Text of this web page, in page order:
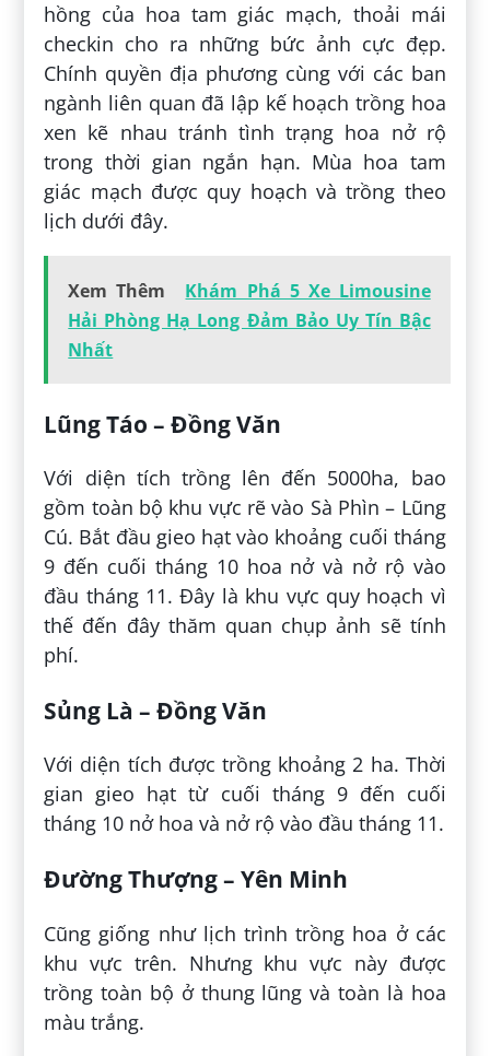
hồng của hoa tam giác mạch, thoải mái
checkin cho ra những bức ảnh cực đẹp.
Chính quyền địa phương cùng với các ban
ngành liên quan đã lập kế hoạch trồng hoa
xen kẽ nhau tránh tình trạng hoa nở rộ
trong thời gian ngắn hạn. Mùa hoa tam
giác mạch được quy hoạch và trồng theo
lịch dưới đây.
Xem Thêm
Khám Phá 5 Xe Limousine
Hải Phòng Hạ Long Đảm Bảo Uy Tín Bậc
Nhất
Lũng Táo – Đồng Văn
Với diện tích trồng lên đến 5000ha, bao
gồm toàn bộ khu vực rẽ vào Sà Phìn – Lũng
Cú. Bắt đầu gieo hạt vào khoảng cuối tháng
9 đến cuối tháng 10 hoa nở và nở rộ vào
đầu tháng 11. Đây là khu vực quy hoạch vì
thế đến đây thăm quan chụp ảnh sẽ tính
phí.
Sủng Là – Đồng Văn
Với diện tích được trồng khoảng 2 ha. Thời
gian gieo hạt từ cuối tháng 9 đến cuối
tháng 10 nở hoa và nở rộ vào đầu tháng 11.
Đường Thượng – Yên Minh
Cũng giống như lịch trình trồng hoa ở các
khu vực trên. Nhưng khu vực này được
trồng toàn bộ ở thung lũng và toàn là hoa
màu trắng.